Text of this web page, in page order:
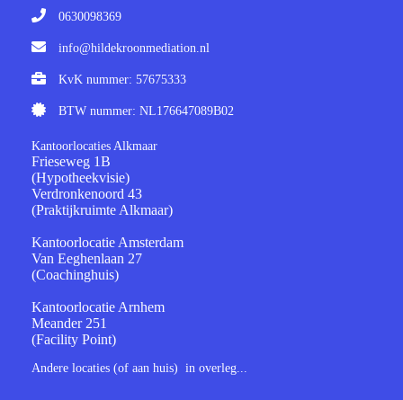
0630098369
info@hildekroonmediation.nl
KvK nummer: 57675333
BTW nummer: NL176647089B02
Kantoorlocaties Alkmaar
Frieseweg 1B
(Hypotheekvisie)
Verdronkenoord 43
(Praktijkruimte Alkmaar)
Kantoorlocatie Amsterdam
Van Eeghenlaan 27
(Coachinghuis)
Kantoorlocatie Arnhem
Meander 251
(Facility Point)
Andere locaties (of aan huis) in overleg...